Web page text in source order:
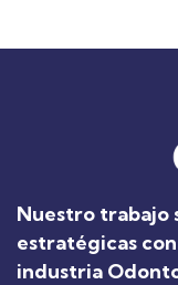
Nuestro trabajo
estratégicas
industria